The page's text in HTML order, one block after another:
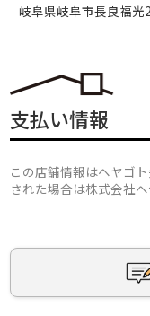
岐阜県岐阜市長良福光
支払い情報
この店舗情報はヘヤゴ
された場合は株式会社